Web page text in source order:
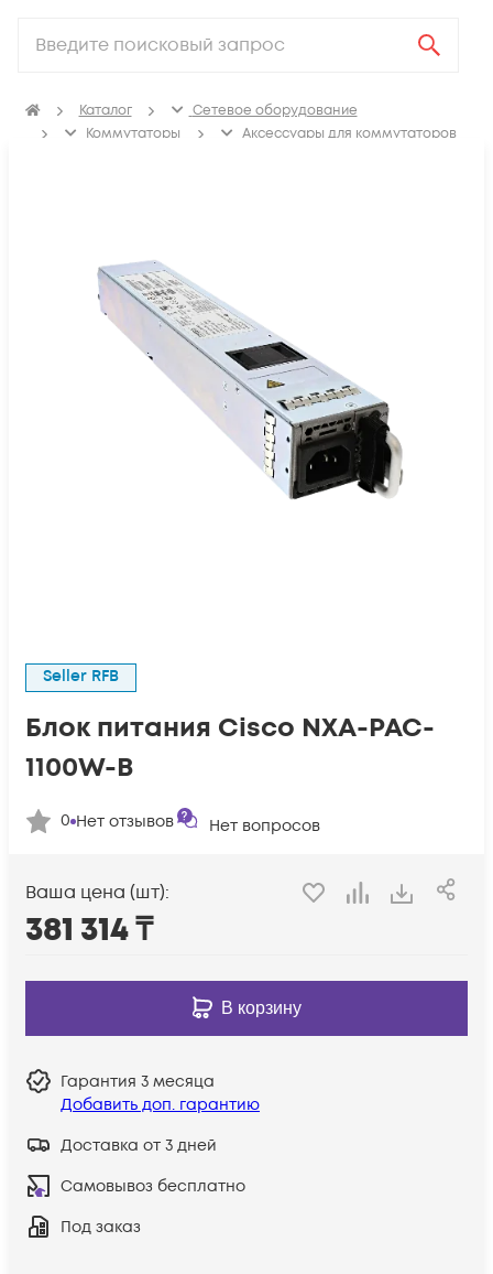
Каталог
Сетевое оборудование
Коммутаторы
Аксессуары для коммутаторов
Seller RFB
Блок питания Cisco NXA-PAC-
1100W-B
0 Нет отзывов Нет вопросов
Ваша цена (шт):
381 314₸
В корзину
Гарантия 3 месяца
Добавить доп. гарантию
Доставка от 3 дней
Самовывоз бесплатно
Под заказ